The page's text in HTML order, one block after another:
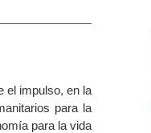
el impulso, en la
para la
para la vida